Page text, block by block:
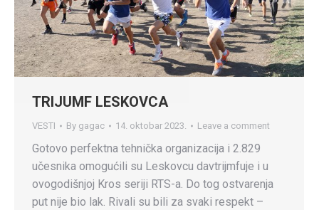
TRIJUMF LESKOVCA
VESTI By gagac 14. oktobar 2023. Leave a comment
Gotovo perfektna tehnička organizacija i 2.829
učesnika omogućili su Leskovcu davtrijmfuje i u
ovogodišnjoj Kros seriji RTS-a. Do tog ostvarenja
put nije bio lak. Rivali su bili za svaki respekt –